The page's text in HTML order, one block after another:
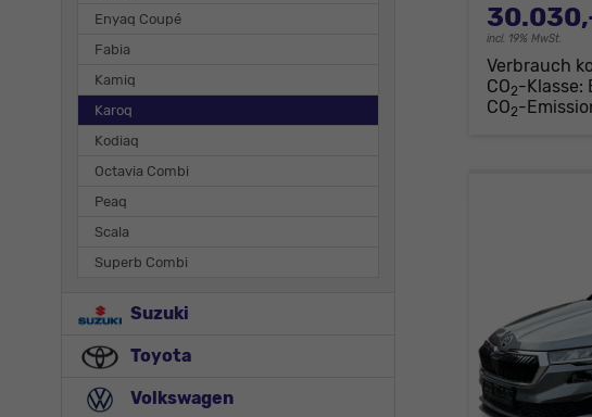
incl. 19% MwSt.
Verbrauch
CO2-Klasse:
CO2-
Enyaq Coupé
Fabia
Kamiq
Karoq
Kodiaq
Octavia Combi
Peaq
Scala
Superb Combi
Suzuki
Toyota
Volkswagen